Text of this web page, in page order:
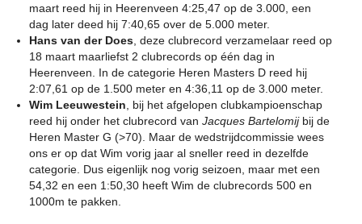
maart reed hij in Heerenveen 4:25,47 op de 3.000, een
dag later deed hij 7:40,65 over de 5.000 meter.
Hans van der Does, deze clubrecord verzamelaar reed op
18 maart maarliefst 2 clubrecords op één dag in
Heerenveen. In de categorie Heren Masters D reed hij
2:07,61 op de 1.500 meter en 4:36,11 op de 3.000 meter.
Wim Leeuwestein, bij het afgelopen clubkampioenschap
reed hij onder het clubrecord van Jacques Bartelomij bij de
Heren Master G (>70). Maar de wedstrijdcommissie wees
ons er op dat Wim vorig jaar al sneller reed in dezelfde
categorie. Dus eigenlijk nog vorig seizoen, maar met een
54,32 en een 1:50,30 heeft Wim de clubrecords 500 en
1000m te pakken.